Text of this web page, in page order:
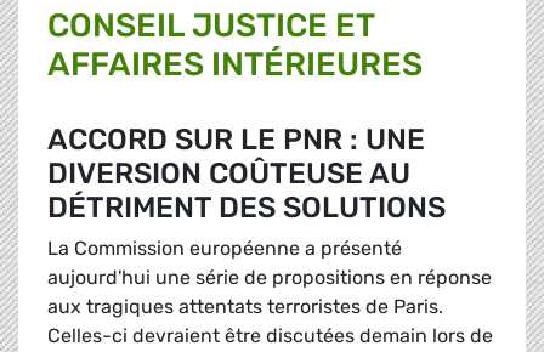
CONSEIL JUSTICE ET
AFFAIRES INTÉRIEURES
ACCORD SUR LE PNR : UNE
DIVERSION COÛTEUSE AU
DÉTRIMENT DES SOLUTIONS
La Commission européenne a présenté
aujourd'hui une série de propositions en réponse
aux tragiques attentats terroristes de Paris.
Celles-ci devraient être discutées demain lors de